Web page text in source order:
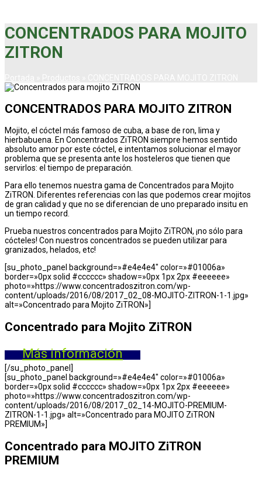
CONCENTRADOS PARA MOJITO
ZITRON
CONCENTRADOS PARA MOJITO ZITRON
Mojito, el cóctel más famoso de cuba, a base de ron, lima y
hierbabuena. En Concentrados ZiTRON siempre hemos sentido
absoluto amor por este cóctel, e intentamos solucionar el mayor
problema que se presenta ante los hosteleros que tienen que
servirlos: el tiempo de preparación.
Para ello tenemos nuestra gama de Concentrados para Mojito
ZiTRON. Diferentes referencias con las que podemos crear mojitos
de gran calidad y que no se diferencian de uno preparado insitu en
un tiempo record.
Prueba nuestros concentrados para Mojito ZiTRON, ¡no sólo para
cócteles! Con nuestros concentrados se pueden utilizar para
granizados, helados, etc!
[su_photo_panel background=»#e4e4e4″ color=»#01006a»
border=»0px solid #cccccc» shadow=»0px 1px 2px #eeeeee»
photo=»https://www.concentradoszitron.com/wp-
content/uploads/2016/08/2017_02_08-MOJITO-ZITRON-1-1.jpg»
alt=»Concentrado para Mojito ZiTRON»]
Concentrado para Mojito ZiTRON
Más información
[/su_photo_panel]
[su_photo_panel background=»#e4e4e4″ color=»#01006a»
border=»0px solid #cccccc» shadow=»0px 1px 2px #eeeeee»
photo=»https://www.concentradoszitron.com/wp-
content/uploads/2016/08/2017_02_14-MOJITO-PREMIUM-
ZITRON-1-1.jpg» alt=»Concentrado para MOJITO ZiTRON
PREMIUM»]
Concentrado para MOJITO ZiTRON
PREMIUM